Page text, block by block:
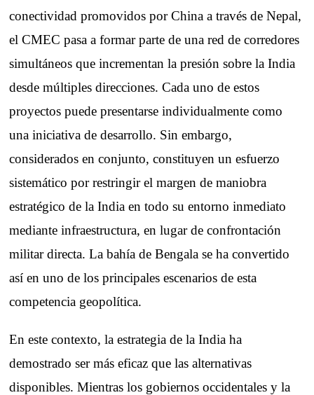
conectividad promovidos por China a través de Nepal,
el CMEC pasa a formar parte de una red de corredores
simultáneos que incrementan la presión sobre la India
desde múltiples direcciones. Cada uno de estos
proyectos puede presentarse individualmente como
una iniciativa de desarrollo. Sin embargo,
considerados en conjunto, constituyen un esfuerzo
sistemático por restringir el margen de maniobra
estratégico de la India en todo su entorno inmediato
mediante infraestructura, en lugar de confrontación
militar directa. La bahía de Bengala se ha convertido
así en uno de los principales escenarios de esta
competencia geopolítica.
En este contexto, la estrategia de la India ha
demostrado ser más eficaz que las alternativas
disponibles. Mientras los gobiernos occidentales y la